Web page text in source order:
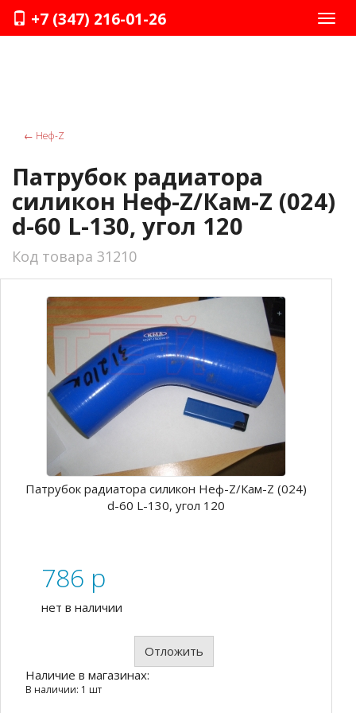
+7 (347) 216-01-26
← Неф-Z
Патрубок радиатора
силикон Неф-Z/Кам-Z (024)
d-60 L-130, угол 120
Код товара 31210
Патрубок радиатора силикон Неф-Z/Кам-Z (024)
d-60 L-130, угол 120
786 p
нет в наличии
Отложить
Наличие в магазинах:
В наличии: 1 шт